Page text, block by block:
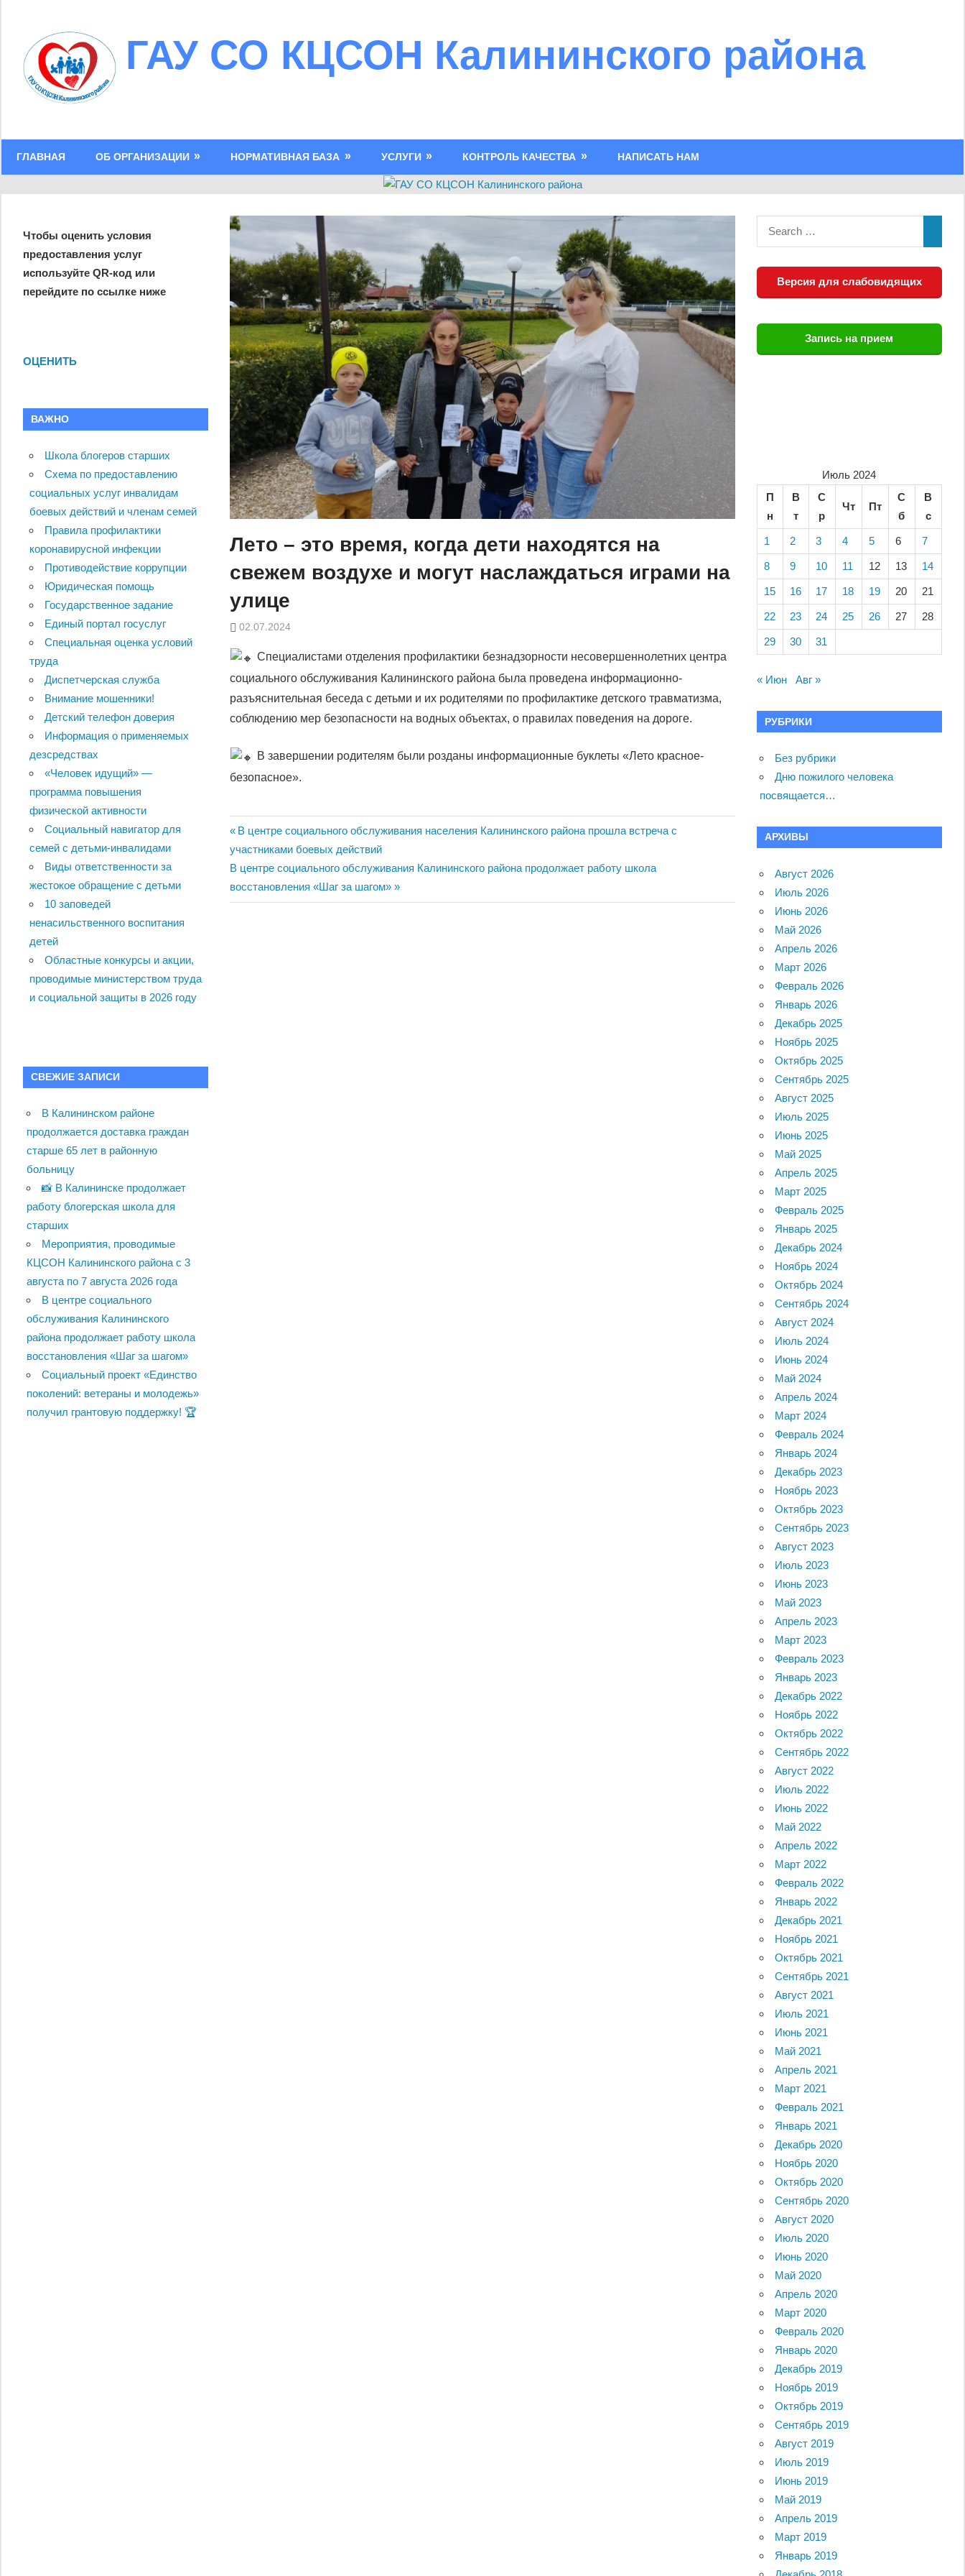
content
ГАУ СО КЦСОН Калининского района
ГЛАВНАЯ ОБ ОРГАНИЗАЦИИ НОРМАТИВНАЯ БАЗА УСЛУГИ КОНТРОЛЬ КАЧЕСТВА НАПИСАТЬ НАМ
Лето – это время, когда дети находятся на
свежем воздухе и могут наслаждаться играми на
улице
02.07.2024
Специалистами отделения профилактики безнадзорности несовершеннолетних центра
социального обслуживания Калининского района была проведена информационно-
разъяснительная беседа с детьми и их родителями по профилактике детского травматизма,
соблюдению мер безопасности на водных объектах, о правилах поведения на дороге.
В завершении родителям были розданы информационные буклеты «Лето красное-
безопасное».
Навигация
по
записям
Previous
Post:
В центре социального обслуживания населения Калининского района прошла встреча с
участниками боевых действий
Next
Post:
В центре социального обслуживания Калининского района продолжает работу школа
восстановления «Шаг за шагом»
Чтобы оценить условия
предоставления услуг
используйте QR-код или
перейдите по ссылке ниже
ОЦЕНИТЬ
ВАЖНО
Школа блогеров старших
Схема по предоставлению
социальных услуг инвалидам
боевых действий и членам семей
Правила профилактики
коронавирусной инфекции
Противодействие коррупции
Юридическая помощь
Государственное задание
Единый портал госуслуг
Специальная оценка условий
труда
Диспетчерская служба
Внимание мошенники!
Детский телефон доверия
Информация о применяемых
дезсредствах
«Человек идущий» —
программа повышения
физической активности
Социальный навигатор для
семей с детьми-инвалидами
Виды ответственности за
жестокое обращение с детьми
10 заповедей
ненасильственного воспитания
детей
Областные конкурсы и акции,
проводимые министерством труда
и социальной защиты в 2026 году
СВЕЖИЕ ЗАПИСИ
В Калининском районе
продолжается доставка граждан
старше 65 лет в районную
больницу
📸 В Калининске продолжает
работу блогерская школа для
старших
Мероприятия, проводимые
КЦСОН Калининского района с 3
августа по 7 августа 2026 года
В центре социального
обслуживания Калининского
района продолжает работу школа
восстановления «Шаг за шагом»
Социальный проект «Единство
поколений: ветераны и молодежь»
получил грантовую поддержку! 🏆
Версия для слабовидящих
Запись на прием
Июль 2024
П
н
В
т
С
р
Чт Пт
С
б
В
с
1 2 3 4 5 6 7
8 9 10 11 12 13 14
15 16 17 18 19 20 21
22 23 24 25 26 27 28
29 30 31
« Июн Авг »
РУБРИКИ
Без рубрики
Дню пожилого человека
посвящается…
АРХИВЫ
Август 2026
Июль 2026
Июнь 2026
Май 2026
Апрель 2026
Март 2026
Февраль 2026
Январь 2026
Декабрь 2025
Ноябрь 2025
Октябрь 2025
Сентябрь 2025
Август 2025
Июль 2025
Июнь 2025
Май 2025
Апрель 2025
Март 2025
Февраль 2025
Январь 2025
Декабрь 2024
Ноябрь 2024
Октябрь 2024
Сентябрь 2024
Август 2024
Июль 2024
Июнь 2024
Май 2024
Апрель 2024
Март 2024
Февраль 2024
Январь 2024
Декабрь 2023
Ноябрь 2023
Октябрь 2023
Сентябрь 2023
Август 2023
Июль 2023
Июнь 2023
Май 2023
Апрель 2023
Март 2023
Февраль 2023
Январь 2023
Декабрь 2022
Ноябрь 2022
Октябрь 2022
Сентябрь 2022
Август 2022
Июль 2022
Июнь 2022
Май 2022
Апрель 2022
Март 2022
Февраль 2022
Январь 2022
Декабрь 2021
Ноябрь 2021
Октябрь 2021
Сентябрь 2021
Август 2021
Июль 2021
Июнь 2021
Май 2021
Апрель 2021
Март 2021
Февраль 2021
Январь 2021
Декабрь 2020
Ноябрь 2020
Октябрь 2020
Сентябрь 2020
Август 2020
Июль 2020
Июнь 2020
Май 2020
Апрель 2020
Март 2020
Февраль 2020
Январь 2020
Декабрь 2019
Ноябрь 2019
Октябрь 2019
Сентябрь 2019
Август 2019
Июль 2019
Июнь 2019
Май 2019
Апрель 2019
Март 2019
Январь 2019